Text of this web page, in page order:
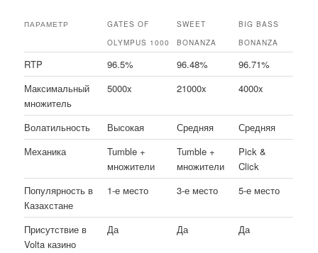
ПАРАМЕТР
GATES OF
OLYMPUS 1000
SWEET
BONANZA
BIG BASS
BONANZA
RTP 96.5% 96.48%
96.71%
Максимальный
множитель
5000x 21000x 4000x
Волатильность Высокая Средняя
Средняя
Механика
Tumble +
множители
Tumble +
множители
Pick &
Click
Популярность в
Казахстане
1-е место 3-е место 5-е место
Присутствие в
Volta казино
Да Да Да